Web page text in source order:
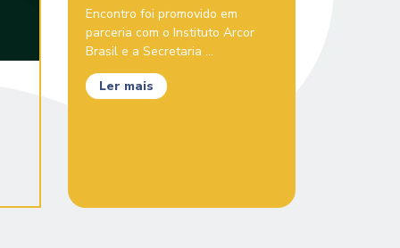
Encontro foi promovido em
parceria com o Instituto Arcor
Brasil e a Secretaria ...
Ler mais